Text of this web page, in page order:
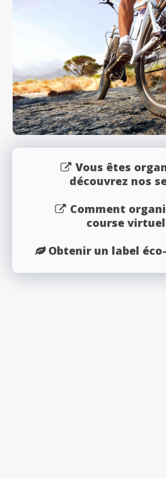
Vous êtes
découvrez nos
Comment
course
Obtenir un label